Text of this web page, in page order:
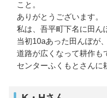
こと。
ありがとうございます。
私は、吾平町下名に田ん
当初10aあった田んぼが
道路が広くなって耕作も
センターふくもとさんに